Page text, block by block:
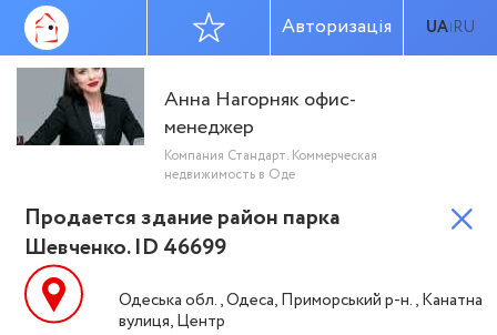
UA|RU
Авторизація
Анна Нагорняк офис-
менеджер
Компания Стандарт. Коммерческая
недвижимость в Оде
Продается здание район парка
Шевченко. ID 46699
Одеська обл., Одеса, Приморський р-н., Канатна
вулиця, Центр